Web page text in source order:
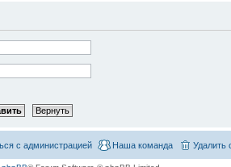
Удалить
Наша команда
с администрацией